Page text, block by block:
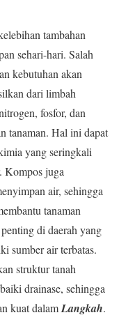
tambahan
sehari-hari. Salah
kebutuhan akan
dari limbah
fosfor, dan
tanaman. Hal ini dapat
yang seringkali
Kompos juga
air, sehingga
tanaman
di daerah yang
sumber air terbatas.
struktur tanah
drainase, sehingga
kuat dalamLangkah.